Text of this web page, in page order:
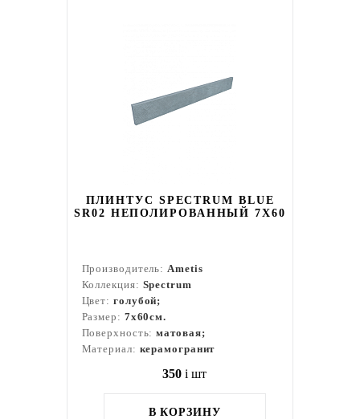
ПЛИНТУС SPECTRUM BLUE
SR02 НЕПОЛИРОВАННЫЙ 7X60
Производитель:Ametis
Коллекция: Spectrum
Цвет: голубой;
Размер: 7x60см.
Поверхность:матовая;
Материал: керамогранит
350 i шт
В КОРЗИНУ